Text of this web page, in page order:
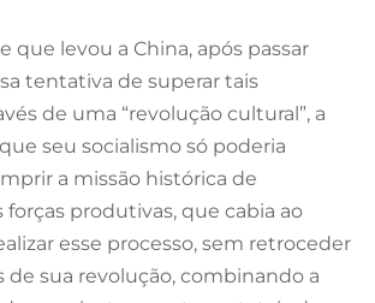
que levou a China, após passar
tentativa de superar tais
de uma “revolução cultural”, a
seu socialismo só poderia
a missão histórica de
forças produtivas, que cabia ao
esse processo, sem retroceder
de sua revolução, combinando a